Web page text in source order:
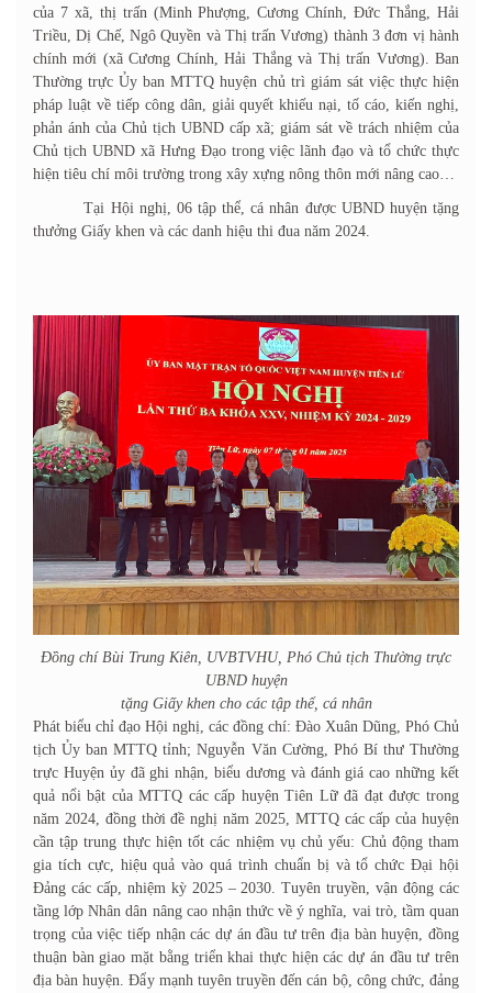
của 7 xã, thị trấn (Minh Phượng, Cương Chính, Đức Thắng, Hải
Triều, Dị Chế, Ngô Quyền và Thị trấn Vương) thành 3 đơn vị hành
chính mới (xã Cương Chính, Hải Thắng và Thị trấn Vương). Ban
Thường trực Ủy ban MTTQ huyện chủ trì giám sát việc thực hiện
pháp luật về tiếp công dân, giải quyết khiếu nại, tố cáo, kiến nghị,
phản ánh của Chủ tịch UBND cấp xã; giám sát về trách nhiệm của
Chủ tịch UBND xã Hưng Đạo trong việc lãnh đạo và tổ chức thực
hiện tiêu chí môi trường trong xây xựng nông thôn mới nâng cao…
Tại Hội nghị, 06 tập thể, cá nhân được UBND huyện tặng
thưởng Giấy khen và các danh hiệu thi đua năm 2024.
Đồng chí Bùi Trung Kiên, UVBTVHU, Phó Chủ tịch Thường trực
UBND huyện
tặng Giấy khen cho các tập thể, cá nhân
Phát biểu chỉ đạo Hội nghị, các đồng chí: Đào Xuân Dũng, Phó Chủ
tịch Ủy ban MTTQ tỉnh; Nguyễn Văn Cường, Phó Bí thư Thường
trực Huyện ủy đã ghi nhận, biểu dương và đánh giá cao những kết
quả nổi bật của MTTQ các cấp huyện Tiên Lữ đã đạt được trong
năm 2024, đồng thời đề nghị năm 2025, MTTQ các cấp của huyện
cần tập trung thực hiện tốt các nhiệm vụ chủ yếu: Chủ động tham
gia tích cực, hiệu quả vào quá trình chuẩn bị và tổ chức Đại hội
Đảng các cấp, nhiệm kỳ 2025 – 2030. Tuyên truyền, vận động các
tầng lớp Nhân dân nâng cao nhận thức về ý nghĩa, vai trò, tầm quan
trọng của việc tiếp nhận các dự án đầu tư trên địa bàn huyện, đồng
thuận bàn giao mặt bằng triển khai thực hiện các dự án đầu tư trên
địa bàn huyện. Đẩy mạnh tuyên truyền đến cán bộ, công chức, đảng